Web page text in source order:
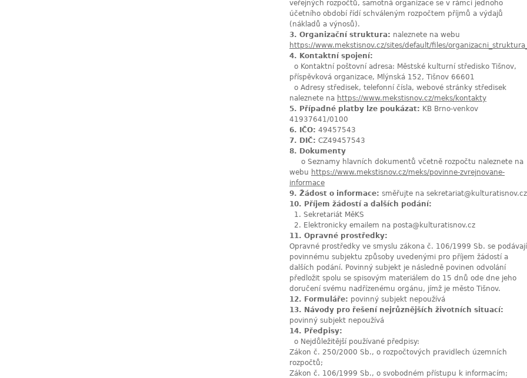
veřejných rozpočtů, samotná organizace se v rámci jednoho
účetního období řídí schváleným rozpočtem příjmů a výdajů
(nákladů a výnosů).
3. Organizační struktura: naleznete na webu
https://www.mekstisnov.cz/sites/default/files/
4. Kontaktní spojení:
o Kontaktní poštovní adresa: Městské kulturní středisko Tišnov,
příspěvková organizace, Mlýnská 152, Tišnov 66601
o Adresy středisek, telefonní čísla, webové stránky středisek
naleznete na https://www.mekstisnov.cz/meks/kontakty
5. Případné platby lze poukázat: KB Brno-venkov
41937641/0100
6. IČO: 49457543
7. DIČ: CZ49457543
8. Dokumenty
o Seznamy hlavních dokumentů včetně rozpočtu naleznete na
webu https://www.mekstisnov.cz/meks/povinne-zvrejnovane-
informace
9. Žádost o informace: směřujte na sekretariat@kulturatisnov.cz
10. Příjem žádostí a dalších podání:
1. Sekretariát MěKS
2. Elektronicky emailem na posta@kulturatisnov.cz
11. Opravné prostředky:
Opravné prostředky ve smyslu zákona č. 106/1999 Sb. se podávají
povinnému subjektu způsoby uvedenými pro příjem žádostí a
dalších podání. Povinný subjekt je následně povinen odvolání
předložit spolu se spisovým materiálem do 15 dnů ode dne jeho
doručení svému nadřízenému orgánu, jímž je město Tišnov.
12. Formuláře: povinný subjekt nepoužívá
13. Návody pro řešení nejrůznějších životních situací:
povinný subjekt nepoužívá
14. Předpisy:
o Nejdůležitější používané předpisy:
Zákon č. 250/2000 Sb., o rozpočtových pravidlech územních
rozpočtů;
Zákon č. 106/1999 Sb., o svobodném přístupu k informacím;